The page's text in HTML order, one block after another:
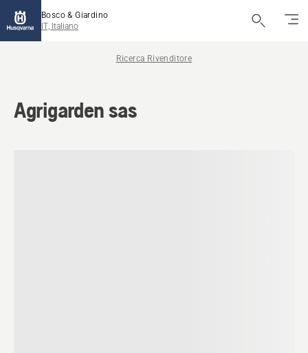
Bosco & Giardino
IT, Italiano
Ricerca Rivenditore
Agrigarden sas